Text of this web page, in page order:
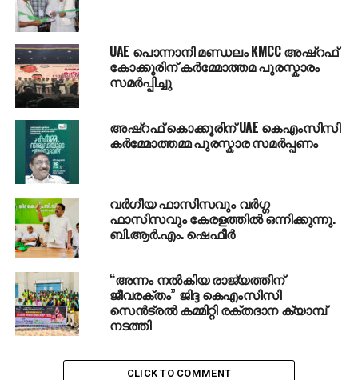
ക്യാമ്പസുകളില്‍ ഗുണ്ടായിസം അഴിച്ചുവിട്ട്
എസ്.എഫ്.ഐ; പാലയാട് ലോ കോളേജില്‍
കെ.എസ്.യു നേതാവിന് പരിക്ക്
DON'T MISS
എറണാകുളം പീഡനകേസ്; പ്രതിക്കെതിരെ
മുമ്പേ പൊലീസില്‍ പരാതി നല്‍കിയിരുന്നു;
പെണ്‍കുട്ടിയുടെ അമ്മ
UAE പൊന്നാനി മണ്ഡലം KMCC അഷ്‌റഫ്
കോക്കൂരിന് കർമ്മോത്തമ പുരസ്കാരം
സമർപ്പിച്ചു
അഷ്‌റഫ് കൊക്കൂരിന് UAE കെഎംസിസി
കർമ്മോത്തമ്മ പുരസ്കാര സമർപ്പണം
വർഗീയ ഫാസിസവും വർഗ്ഗ
ഫാസിസവും കേരളത്തിൽ ഒന്നിക്കുന്നു.
ബി.ആർ.എം. ഷെഫീർ
“അന്നം നൽകിയ രാജ്യത്തിന്
ജീവരക്തം” ജിദ്ദ കെഎംസിസി
സെൻട്രൽ കമ്മിറ്റി രക്തദാന ക്യാമ്പ്
നടത്തി
CLICK TO COMMENT